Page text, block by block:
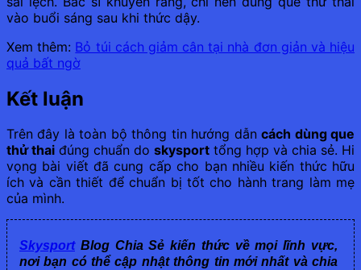
vào buổi sáng sau khi thức dậy.
Xem thêm: Bỏ túi cách giảm cân tại nhà đơn giản và hiệu
quả bất ngờ
Kết luận
Trên đây là toàn bộ thông tin hướng dẫncách dùng que
thử thai đúng chuẩn do skysport tổng hợp và chia sẻ. Hi
vọng bài viết đã cung cấp cho bạn nhiều kiến thức hữu
ích và cần thiết để chuẩn bị tốt cho hành trang làm mẹ
của mình.
SkysportBlog Chia Sẻ kiến thức về mọi lĩnh vực,
nơi bạn có thể cập nhật thông tin mới nhất và chia